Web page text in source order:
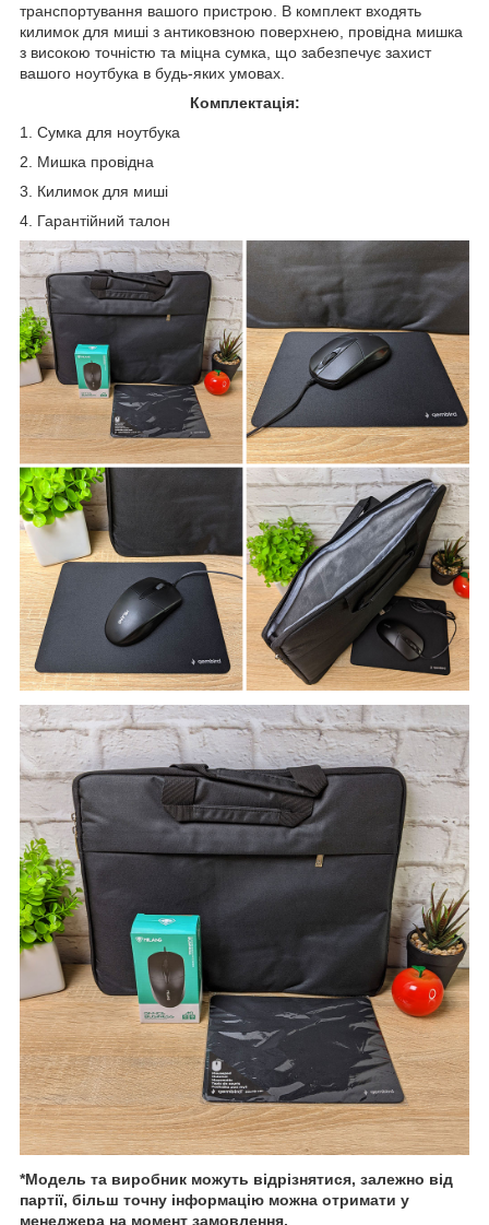
транспортування вашого пристрою. В комплект входять
килимок для миші з антиковзною поверхнею, провідна мишка
з високою точністю та міцна сумка, що забезпечує захист
вашого ноутбука в будь-яких умовах.
Комплектація:
1. Сумка для ноутбука
2. Мишка провідна
3. Килимок для миші
4. Гарантійний талон
*Модель та виробник можуть відрізнятися, залежно від
партії, більш точну інформацію можна отримати у
менеджера на момент замовлення.